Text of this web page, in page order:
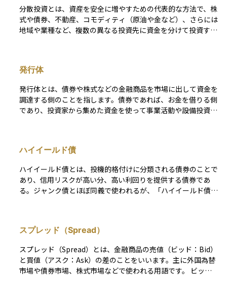
分散投資とは、資産を安全に増やすための代表的な方法で、株
式や債券、不動産、コモディティ（原油や金など）、さらには
地域や業種など、複数の異なる投資先に資金を分けて投資する
カ所に集中させるよりも値動きの影響が分散されるため、長期
ゆるリスクが消えるわけではなく、世界全体の経済状況が悪化
すれば同時に下落するケースもあるため、投資を行う際は目標
や投資期間、リスク許容度を考慮したうえで、計画的に実行す
発行体
発行体とは、債券や株式などの金融商品を市場に出して資金を
調達する側のことを指します。債券であれば、お金を借りる側
であり、投資家から集めた資金を使って事業活動や設備投資な
響するため、誰が発行しているのかをしっかりと確認すること
の返済が期待できます。
ハイイールド債
ハイイールド債とは、投機的格付けに分類される債券のことで
あり、信用リスクが高い分、高い利回りを提供する債券であ
る。ジャンク債とほぼ同義で使われるが、「ハイイールド債」
が上昇しやすいが、景気後退期には価格が急落する可能性もあ
スプレッド（Spread）
スプレッド（Spread）とは、金融商品の売値（ビッド：Bid）
と買値（アスク：Ask）の差のことをいいます。主に外国為替
市場や債券市場、株式市場などで使われる用語です。 ビッド